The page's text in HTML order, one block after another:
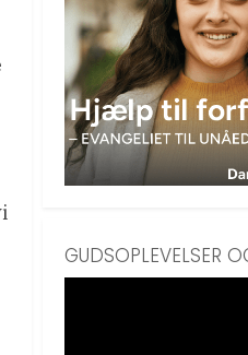
GUDSOPLEVELSER